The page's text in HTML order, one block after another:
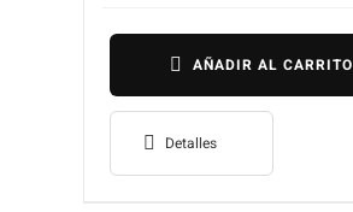
AÑADIR AL CARRITO
Detalles